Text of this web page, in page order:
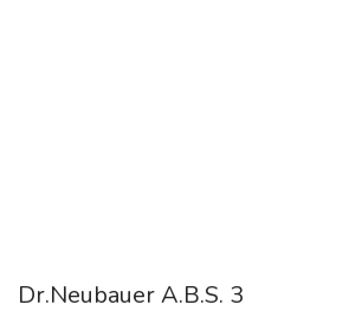
Dr.Neubauer A.B.S. 3